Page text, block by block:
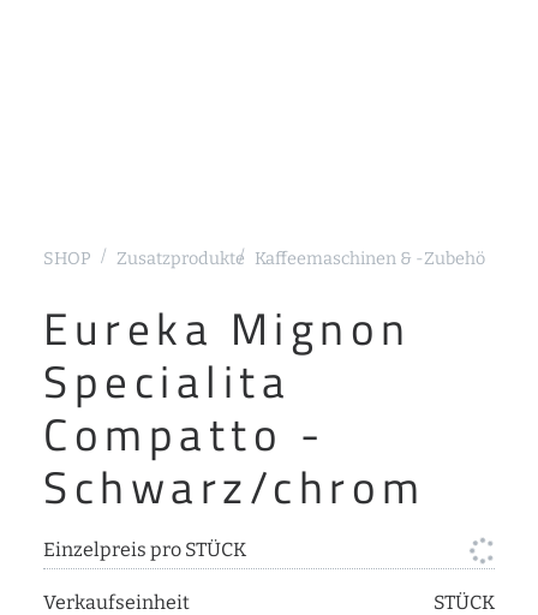
SHOP Zusatzprodukte Kaffeemaschinen & -Zubehör
Eureka Mignon
Specialita
Compatto -
Schwarz/chrom
Einzelpreis pro STÜCK
Verkaufseinheit STÜCK